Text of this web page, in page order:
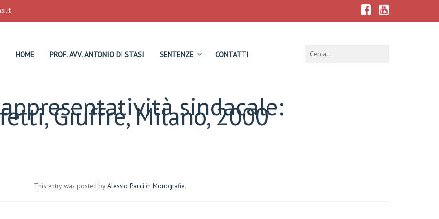
HOME PROF. AVV. ANTONIO DI STASI SENTENZE CONTATTI
sindacale:
Giuffrè, Milano, 2000
This entry was posted by Alessio Pacci in Monografie.